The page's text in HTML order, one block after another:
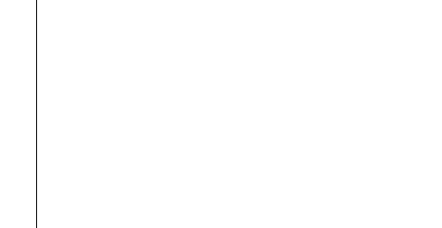
hlače - bijele - S